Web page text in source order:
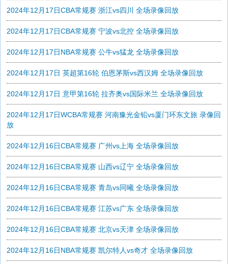
2024年12月17日CBA常规赛 浙江vs四川 全场录像回放
2024年12月17日CBA常规赛 宁波vs北控 全场录像回放
2024年12月17日NBA常规赛 公牛vs猛龙 全场录像回放
2024年12月17日 英超第16轮 伯恩茅斯vs西汉姆 全场录像回放
2024年12月17日 意甲第16轮 拉齐奥vs国际米兰 全场录像回放
2024年12月17日WCBA常规赛 河南豫光金铅vs厦门环东文旅 录像回
放
2024年12月16日CBA常规赛 广州vs上海 全场录像回放
2024年12月16日CBA常规赛 山西vs辽宁 全场录像回放
2024年12月16日CBA常规赛 青岛vs同曦 全场录像回放
2024年12月16日CBA常规赛 江苏vs广东 全场录像回放
2024年12月16日CBA常规赛 北京vs天津 全场录像回放
2024年12月16日NBA常规赛 凯尔特人vs奇才 全场录像回放